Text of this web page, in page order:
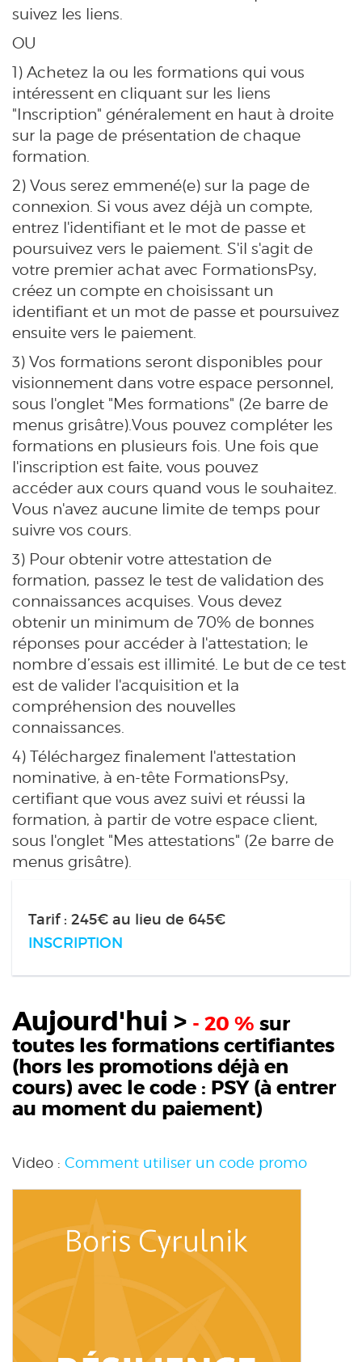
suivez les liens.
OU
1) Achetez la ou les formations qui vous
intéressent en cliquant sur les liens
"Inscription" généralement en haut à droite
sur la page de présentation de chaque
formation.
2) Vous serez emmené(e) sur la page de
connexion. Si vous avez déjà un compte,
entrez l'identifiant et le mot de passe et
poursuivez vers le paiement. S'il s'agit de
votre premier achat avec FormationsPsy,
créez un compte en choisissant un
identifiant et un mot de passe et poursuivez
ensuite vers le paiement.
3) Vos formations seront disponibles pour
visionnement dans votre espace personnel,
sous l'onglet "Mes formations" (2e barre de
menus grisâtre).Vous pouvez compléter les
formations en plusieurs fois. Une fois que
l'inscription est faite, vous pouvez
accéder aux cours quand vous le souhaitez.
Vous n'avez aucune limite de temps pour
suivre vos cours.
3) Pour obtenir votre attestation de
formation, passez le test de validation des
connaissances acquises. Vous devez
obtenir un minimum de 70% de bonnes
réponses pour accéder à l'attestation; le
nombre d’essais est illimité. Le but de ce test
est de valider l'acquisition et la
compréhension des nouvelles
connaissances.
4) Téléchargez finalement l'attestation
nominative, à en-tête FormationsPsy,
certifiant que vous avez suivi et réussi la
formation, à partir de votre espace client,
sous l'onglet "Mes attestations" (2e barre de
menus grisâtre).
Tarif : 245€ au lieu de 645€
INSCRIPTION
Aujourd'hui > - 20 % sur
toutes les formations certifiantes
(hors les promotions déjà en
cours) avec le code : PSY(à entrer
au moment du paiement)
Video : Comment utiliser un code promo